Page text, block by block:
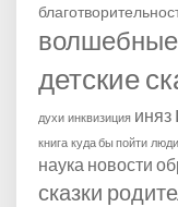
волшебные
детские
духи инквизиция иняз
книга куда бы пойти люди
наука новости
сказки